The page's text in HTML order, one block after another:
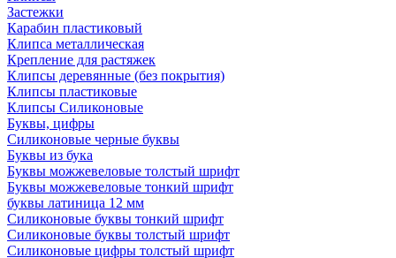
Застежки
Карабин пластиковый
Клипса металлическая
Крепление для растяжек
Клипсы деревянные (без покрытия)
Клипсы пластиковые
Клипсы Силиконовые
Буквы, цифры
Силиконовые черные буквы
Буквы из бука
Буквы можжевеловые толстый шрифт
Буквы можжевеловые тонкий шрифт
буквы латиница 12 мм
Силиконовые буквы тонкий шрифт
Силиконовые буквы толстый шрифт
Силиконовые цифры толстый шрифт